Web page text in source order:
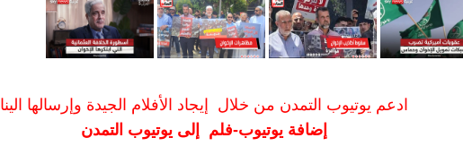
ادعم يوتيوب التمدن من خلال إيجاد الأفلام الجيدة وإرسالها الينا
إضافة يوتيوب-فلم إلى يوتيوب التمدن